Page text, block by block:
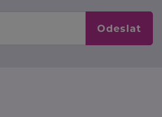
Odeslat